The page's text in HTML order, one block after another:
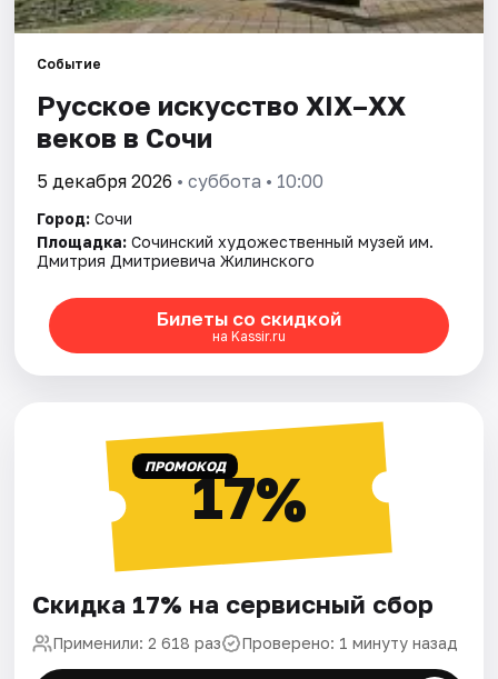
Событие
Русское искусство XIX–XX
веков в Сочи
5 декабря 2026 • суббота • 10:00
Город: Сочи
Площадка: Сочинский художественный музей им.
Дмитрия Дмитриевича Жилинского
Билеты со скидкой
на Kassir.ru
ПРОМОКОД17%
Скидка 17% на сервисный сбор
Применили: 2 618 раз Проверено: 1 минуту назад